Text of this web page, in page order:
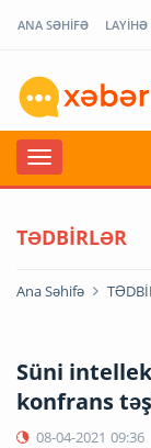
ANA SƏHİFƏ
TƏDBİRLƏR
Ana Səhifə
Süni
konfrans
08-04-2021 09:36